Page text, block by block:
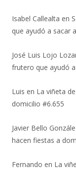
Isabel Callealta en
que ayudó a sacar
José Luis Lojo
frutero que ayudó
Luis en La viñeta
domicilio #6.655
Javier Bello
hacen fiestas a
Fernando en La